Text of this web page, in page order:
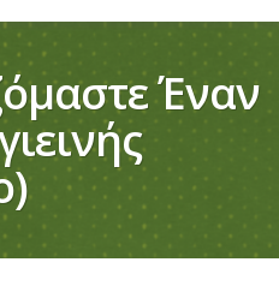
Έναν